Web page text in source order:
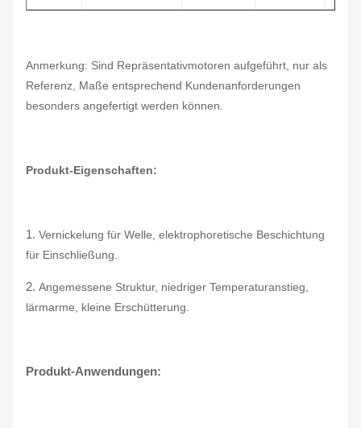
Anmerkung: Sind Repräsentativmotoren aufgeführt, nur als
Referenz, Maße entsprechend Kundenanforderungen
besonders angefertigt werden können.
Produkt-Eigenschaften:
1. Vernickelung für Welle, elektrophoretische Beschichtung
für Einschließung.
2. Angemessene Struktur, niedriger Temperaturanstieg,
lärmarme, kleine Erschütterung.
Produkt-Anwendungen: